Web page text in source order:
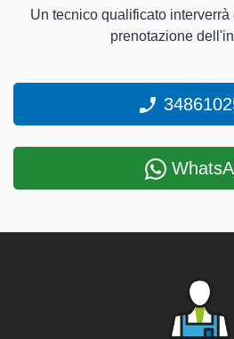
Un tecnico qualificato interverrà
prenotazione